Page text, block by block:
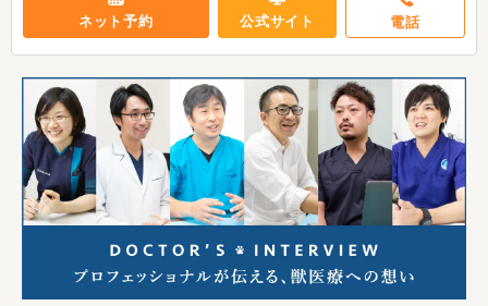
ネット予約 公式サイト 電話